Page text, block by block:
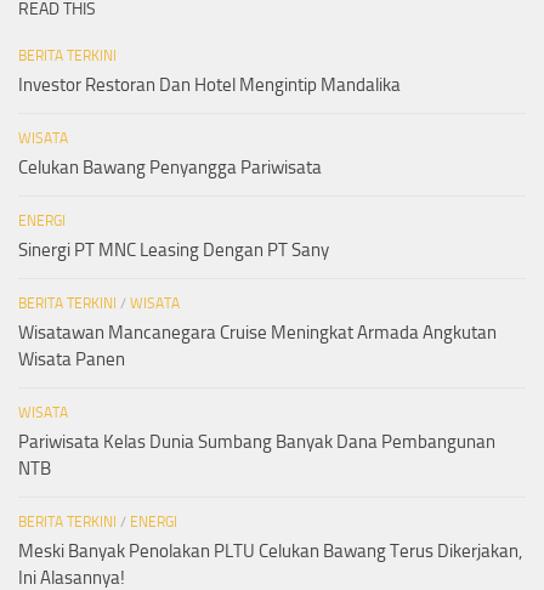
READ THIS
BERITA TERKINI
Investor Restoran Dan Hotel Mengintip Mandalika
WISATA
Celukan Bawang Penyangga Pariwisata
ENERGI
Sinergi PT MNC Leasing Dengan PT Sany
BERITA TERKINI / WISATA
Wisatawan Mancanegara Cruise Meningkat Armada Angkutan
Wisata Panen
WISATA
Pariwisata Kelas Dunia Sumbang Banyak Dana Pembangunan
NTB
BERITA TERKINI / ENERGI
Meski Banyak Penolakan PLTU Celukan Bawang Terus Dikerjakan,
Ini Alasannya!